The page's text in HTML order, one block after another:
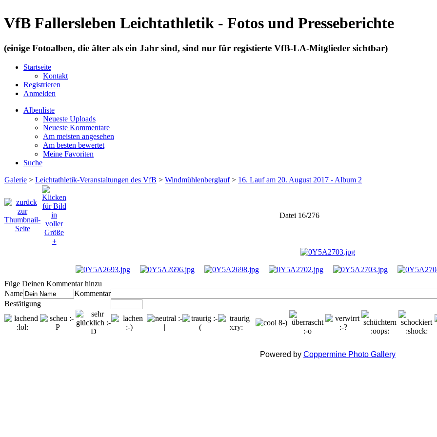
VfB Fallersleben Leichtathletik - Fotos und Presseberichte
(einige Fotoalben, die älter als ein Jahr sind, sind nur für registierte VfB-LA-Mitglieder sichtbar)
Startseite
Kontakt
Registrieren
Anmelden
Albenliste
Neueste Uploads
Neueste Kommentare
Am meisten angesehen
Am besten bewertet
Meine Favoriten
Suche
Galerie > Leichtathletik-Veranstaltungen des VfB > Windmühlenberglauf> 16. Lauf am 20. August 2017 - Album 2
Datei 16/276
Füge Deinen Kommentar hinzu
Name
Kommentar
Bestätigung
Powered by Coppermine Photo Gallery